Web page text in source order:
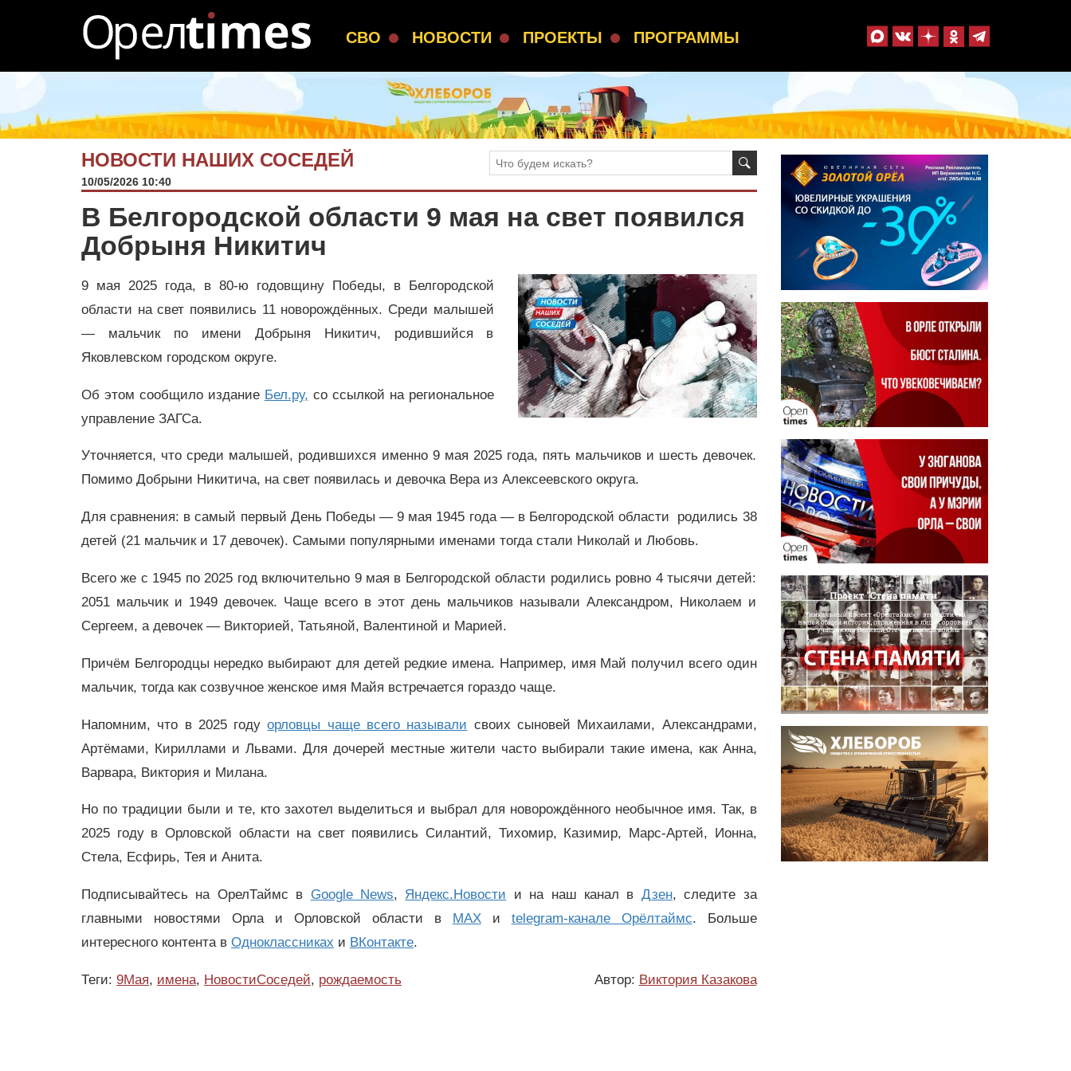
СВО НОВОСТИ ПРОЕКТЫ ПРОГРАММЫ
НОВОСТИ НАШИХ СОСЕДЕЙ
10/05/2026 10:40
В Белгородской области 9 мая на свет появился
Добрыня Никитич
9 мая 2025 года, в 80-ю годовщину Победы, в Белгородской
области на свет появились 11 новорождённых. Среди малышей
— мальчик по имени Добрыня Никитич, родившийся в
Яковлевском городском округе.
Об этом сообщило издание Бел.ру, со ссылкой на региональное
управление ЗАГСа.
Уточняется, что среди малышей, родившихся именно 9 мая 2025 года, пять мальчиков и шесть девочек.
Помимо Добрыни Никитича, на свет появилась и девочка Вера из Алексеевского округа.
Для сравнения: в самый первый День Победы — 9 мая 1945 года — в Белгородской области родились 38
детей (21 мальчик и 17 девочек). Самыми популярными именами тогда стали Николай и Любовь.
Всего же с 1945 по 2025 год включительно 9 мая в Белгородской области родились ровно 4 тысячи детей:
2051 мальчик и 1949 девочек. Чаще всего в этот день мальчиков называли Александром, Николаем и
Сергеем, а девочек — Викторией, Татьяной, Валентиной и Марией.
Причём Белгородцы нередко выбирают для детей редкие имена. Например, имя Май получил всего один
мальчик, тогда как созвучное женское имя Майя встречается гораздо чаще.
Напомним, что в 2025 годуорловцы чаще всего называли своих сыновей Михаилами, Александрами,
Артёмами, Кириллами и Львами. Для дочерей местные жители часто выбирали такие имена, как Анна,
Варвара, Виктория и Милана.
Но по традиции были и те, кто захотел выделиться и выбрал для новорождённого необычное имя. Так, в
2025 году в Орловской области на свет появились Силантий, Тихомир, Казимир, Марс-Артей, Ионна,
Стела, Есфирь, Тея и Анита.
Подписывайтесь на ОрелТаймс в Google News, Яндекс.Новости и на наш канал в Дзен, следите за
главными новостями Орла и Орловской области в
MAXи telegram-канале Орёлтаймс. Больше
интересного контента в Одноклассниках и ВКонтакте.
Теги: 9Мая, имена, НовостиСоседей, рождаемость Автор: Виктория Казакова